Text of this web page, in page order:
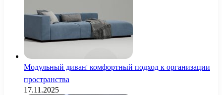
Модульный диван: комфортный подход к организации
пространства
17.11.2025